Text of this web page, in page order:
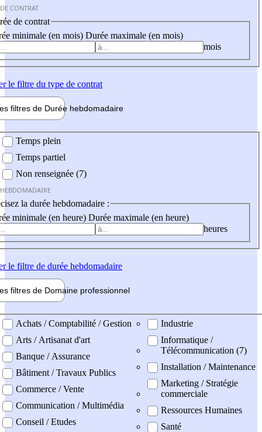
CONTRAT
de contrat
minimale (en mois) Durée maximale (en mois)
mois
le filtre du type de contrat
filtres de Durée hebdomadaire
Temps plein
Temps partiel
Non renseignée (7)
la durée hebdomadaire :
minimale (en heure) Durée maximale (en heure)
heures
le filtre de durée hebdomadaire
filtres de Domaine professionnel
professionel
Achats / Comptabilité / Gestion
Arts / Artisanat d'art
Banque / Assurance
Bâtiment / Travaux Publics
Commerce / Vente
Communication / Multimédia
Conseil / Etudes
Industrie
Informatique /
Télécommunication (7)
Installation / Maintenance
Marketing / Stratégie
commerciale
Ressources Humaines
Santé